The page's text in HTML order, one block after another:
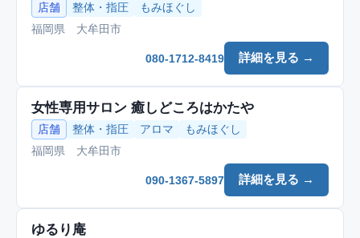
店舗 整体・指圧
もみほぐし
福岡県 大牟田市
詳細を見る →
080-1712-8419
女性専用サロン 癒しどころはかたや
店舗 整体・指圧 アロマ
もみほぐし
福岡県 大牟田市
詳細を見る →
090-1367-5897
ゆるり庵